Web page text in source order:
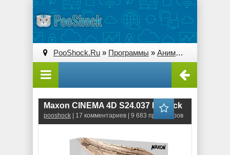
PooShock.Ru » Программы » Анимация и 3D
Maxon CINEMA 4D S24.037 RePack
pooshock | 17 комментариев | 9 683 просмотров